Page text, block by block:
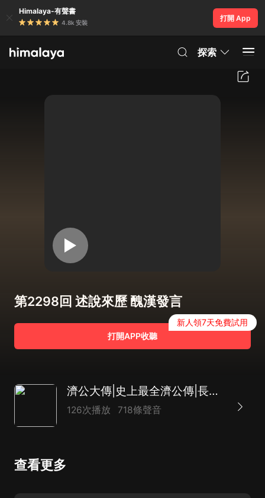
Himalaya-有聲書
4.8k 安裝
打開 App
探索
第2298回 述說來歷 醜漢發言
打開APP收聽
新人領7天免費試用
濟公大傳|史上最全濟公傳|長篇神魔評書|致敬經典|達林開講
126次播放 718條聲音
查看更多